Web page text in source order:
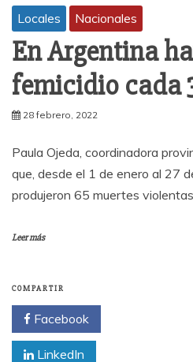
Locales Nacionales
En Argentina
femicidio cada
28 febrero, 2022
Paula Ojeda, coordinadora
que, desde el 1 de enero al 27
produjeron 65 muertes
Leer más
COMPARTIR
Facebook
LinkedIn